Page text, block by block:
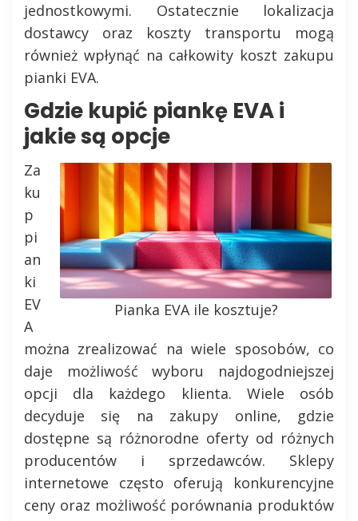
jednostkowymi. Ostatecznie lokalizacja
dostawcy oraz koszty transportu mogą
również wpłynąć na całkowity koszt zakupu
pianki EVA.
Gdzie kupić piankę EVA i
jakie są opcje
Pianka EVA ile kosztuje?
Za
ku
p
pi
an
ki
EV
A
można zrealizować na wiele sposobów, co
daje możliwość wyboru najdogodniejszej
opcji dla każdego klienta. Wiele osób
decyduje się na zakupy online, gdzie
dostępne są różnorodne oferty od różnych
producentów i sprzedawców. Sklepy
internetowe często oferują konkurencyjne
ceny oraz możliwość porównania produktów